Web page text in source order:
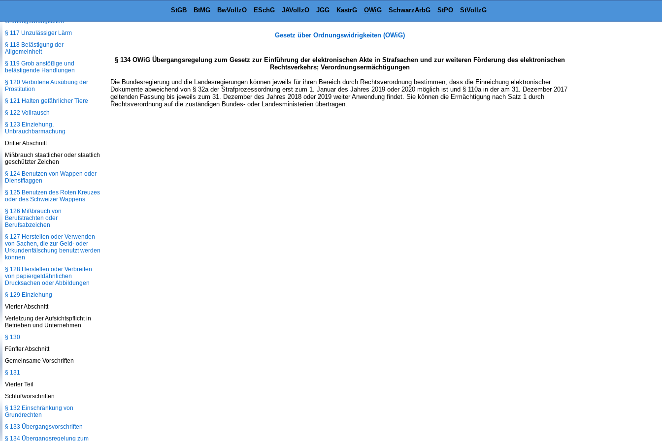
StGB BtMG BwVollzO ESchG JAVollzO JGG KastrG OWiG SchwarzArbG StPO StVollzG
Gesetz über Ordnungswidrigkeiten (OWiG)
§ 134 OWiG Übergangsregelung zum Gesetz zur Einführung der elektronischen Akte in Strafsachen und zur weiteren Förderung des elektronischen
Rechtsverkehrs; Verordnungsermächtigungen
Die Bundesregierung und die Landesregierungen können jeweils für ihren Bereich durch Rechtsverordnung bestimmen, dass die Einreichung elektronischer
Dokumente abweichend von § 32a der Strafprozessordnung erst zum 1. Januar des Jahres 2019 oder 2020 möglich ist und § 110a in der am 31. Dezember 2017
geltenden Fassung bis jeweils zum 31. Dezember des Jahres 2018 oder 2019 weiter Anwendung findet. Sie können die Ermächtigung nach Satz 1 durch
Rechtsverordnung auf die zuständigen Bundes- oder Landesministerien übertragen.
Ordnung
Ordnungswidrigkeiten
§ 117 Unzulässiger Lärm
§ 118 Belästigung der
Allgemeinheit
§ 119 Grob anstößige und
belästigende Handlungen
§ 120 Verbotene Ausübung der
Prostitution
§ 121 Halten gefährlicher Tiere
§ 122 Vollrausch
§ 123 Einziehung,
Unbrauchbarmachung
Dritter Abschnitt
Mißbrauch staatlicher oder staatlich
geschützter Zeichen
§ 124 Benutzen von Wappen oder
Dienstflaggen
§ 125 Benutzen des Roten Kreuzes
oder des Schweizer Wappens
§ 126 Mißbrauch von
Berufstrachten oder
Berufsabzeichen
§ 127 Herstellen oder Verwenden
von Sachen, die zur Geld- oder
Urkundenfälschung benutzt werden
können
§ 128 Herstellen oder Verbreiten
von papiergeldähnlichen
Drucksachen oder Abbildungen
§ 129 Einziehung
Vierter Abschnitt
Verletzung der Aufsichtspflicht in
Betrieben und Unternehmen
§ 130
Fünfter Abschnitt
Gemeinsame Vorschriften
§ 131
Vierter Teil
Schlußvorschriften
§ 132 Einschränkung von
Grundrechten
§ 133 Übergangsvorschriften
§ 134 Übergangsregelung zum